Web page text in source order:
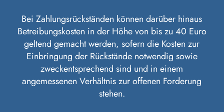
Bei Zahlungsrückständen können darüber hinaus
Betreibungskosten in der Höhe von bis zu 40 Euro
geltend gemacht werden, sofern die Kosten zur
Einbringung der Rückstände notwendig sowie
zweckentsprechend sind und in einem
angemessenen Verhältnis zur offenen Forderung
stehen.